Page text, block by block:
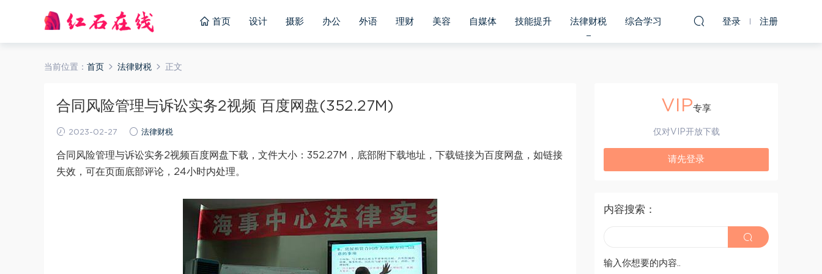
首页 设计 摄影 办公 外语 理财 美容 自媒体 技能提升 法律财税 综合学习 登录 注册
当前位置： 首页 法律财税 正文
合同风险管理与诉讼实务2视频 百度网盘(352.27M)
2023-02-27 法律财税
合同风险管理与诉讼实务2视频百度网盘下载，文件大小：352.27M，底部附下载地址，下载链接为百度网盘，如链接
失效，可在页面底部评论，24小时内处理。
VIP专享
仅对VIP开放下载
请先登录
内容搜索：
输入你想要的内容..